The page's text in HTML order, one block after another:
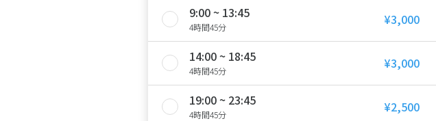
9:00 ~ 13:45
4時間45分 ¥3,000
14:00 ~ 18:45
4時間45分 ¥3,000
19:00 ~ 23:45
4時間45分 ¥2,500